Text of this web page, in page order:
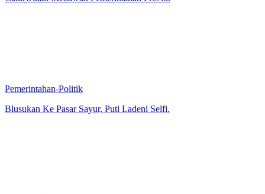
Pemerintahan-Politik
Blusukan Ke Pasar Sayur, Puti Ladeni Selfi.